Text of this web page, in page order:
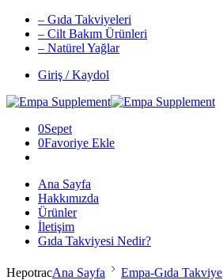
– Gıda Takviyeleri
– Cilt Bakım Ürünleri
– Natürel Yağlar
Giriş / Kaydol
0Sepet
0Favoriye Ekle
Ana Sayfa
Hakkımızda
Ürünler
İletişim
Gıda Takviyesi Nedir?
HepotracAna Sayfa Empa-Gıda Takviye